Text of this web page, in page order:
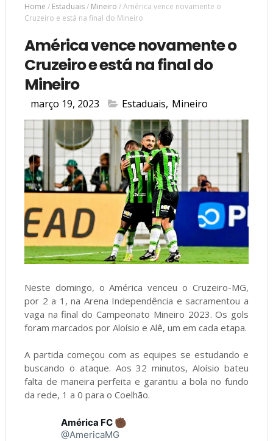
Home / Estaduais/ Mineiro /América vence novamente o
Cruzeiro e está na final do Mineiro
América vence novamente o
Cruzeiro e está na final do
Mineiro
março 19, 2023 Estaduais, Mineiro
Neste domingo, o América venceu o Cruzeiro-MG,
por 2 a 1, na Arena Independência e sacramentou a
vaga na final do Campeonato Mineiro 2023. Os gols
foram marcados por Aloísio e Alê, um em cada etapa.
A partida começou com as equipes se estudando e
buscando o ataque. Aos 32 minutos, Aloísio bateu
falta de maneira perfeita e garantiu a bola no fundo
da rede, 1 a 0 para o Coelhão.
América FC
@AmericaMG